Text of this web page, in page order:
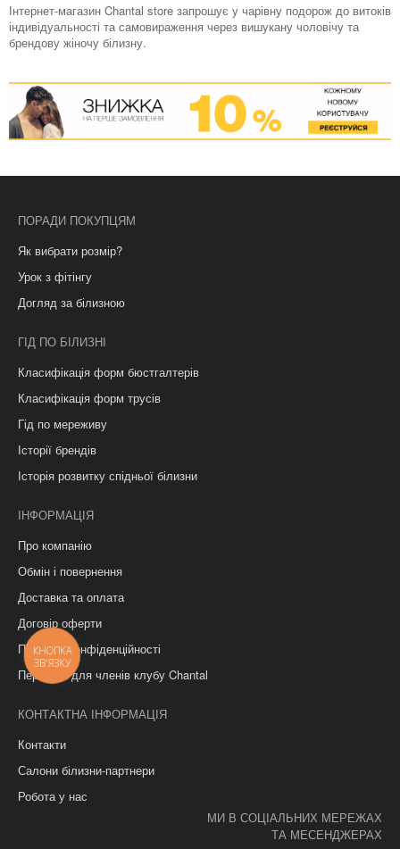
Інтернет-магазин Chantal store запрошує у чарівну подорож до витоків
індивідуальності та самовираження через вишукану чоловічу та
брендову жіночу білизну.
ПОРАДИ ПОКУПЦЯМ
Як вибрати розмір?
Урок з фітінгу
Догляд за білизною
ГІД ПО БІЛИЗНІ
Класифікація форм бюстгалтерів
Класифікація форм трусів
Гід по мереживу
Історії брендів
Історія розвитку спідньої білизни
ІНФОРМАЦІЯ
Про компанію
Обмін і повернення
Доставка та оплата
Договір оферти
Політика конфіденційності
Переваги для членів клубу Chantal
КОНТАКТНА ІНФОРМАЦІЯ
Контакти
Салони білизни-партнери
Робота у нас
МИ В СОЦІАЛЬНИХ МЕРЕЖАХ
ТА МЕСЕНДЖЕРАХ
КНОПКА
ЗВ'ЯЗКУ